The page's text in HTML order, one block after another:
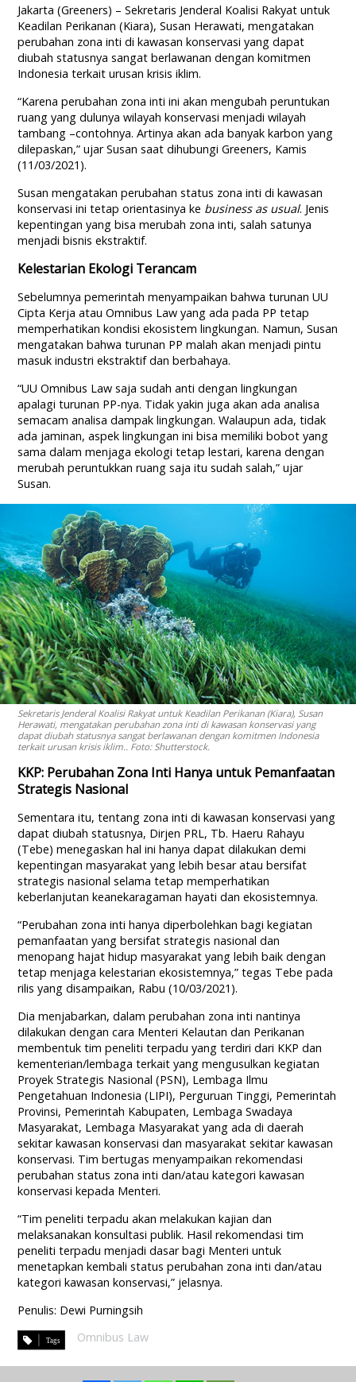
Jakarta (Greeners) – Sekretaris Jenderal Koalisi Rakyat untuk
Keadilan Perikanan (Kiara), Susan Herawati, mengatakan
perubahan zona inti di kawasan konservasi yang dapat
diubah statusnya sangat berlawanan dengan komitmen
Indonesia terkait urusan krisis iklim.
“Karena perubahan zona inti ini akan mengubah peruntukan
ruang yang dulunya wilayah konservasi menjadi wilayah
tambang –contohnya. Artinya akan ada banyak karbon yang
dilepaskan,” ujar Susan saat dihubungi Greeners, Kamis
(11/03/2021).
Susan mengatakan perubahan status zona inti di kawasan
konservasi ini tetap orientasinya ke business as usual. Jenis
kepentingan yang bisa merubah zona inti, salah satunya
menjadi bisnis ekstraktif.
Kelestarian Ekologi Terancam
Sebelumnya pemerintah menyampaikan bahwa turunan UU
Cipta Kerja atau Omnibus Law yang ada pada PP tetap
memperhatikan kondisi ekosistem lingkungan. Namun, Susan
mengatakan bahwa turunan PP malah akan menjadi pintu
masuk industri ekstraktif dan berbahaya.
“UU Omnibus Law saja sudah anti dengan lingkungan
apalagi turunan PP-nya. Tidak yakin juga akan ada analisa
semacam analisa dampak lingkungan. Walaupun ada, tidak
ada jaminan, aspek lingkungan ini bisa memiliki bobot yang
sama dalam menjaga ekologi tetap lestari, karena dengan
merubah peruntukkan ruang saja itu sudah salah,” ujar
Susan.
Sekretaris Jenderal Koalisi Rakyat untuk Keadilan Perikanan (Kiara), Susan
Herawati, mengatakan perubahan zona inti di kawasan konservasi yang
dapat diubah statusnya sangat berlawanan dengan komitmen Indonesia
terkait urusan krisis iklim.. Foto: Shutterstock.
KKP: Perubahan Zona Inti Hanya untuk Pemanfaatan
Strategis Nasional
Sementara itu, tentang zona inti di kawasan konservasi yang
dapat diubah statusnya, Dirjen PRL, Tb. Haeru Rahayu
(Tebe) menegaskan hal ini hanya dapat dilakukan demi
kepentingan masyarakat yang lebih besar atau bersifat
strategis nasional selama tetap memperhatikan
keberlanjutan keanekaragaman hayati dan ekosistemnya.
“Perubahan zona inti hanya diperbolehkan bagi kegiatan
pemanfaatan yang bersifat strategis nasional dan
menopang hajat hidup masyarakat yang lebih baik dengan
tetap menjaga kelestarian ekosistemnya,” tegas Tebe pada
rilis yang disampaikan, Rabu (10/03/2021).
Dia menjabarkan, dalam perubahan zona inti nantinya
dilakukan dengan cara Menteri Kelautan dan Perikanan
membentuk tim peneliti terpadu yang terdiri dari KKP dan
kementerian/lembaga terkait yang mengusulkan kegiatan
Proyek Strategis Nasional (PSN), Lembaga Ilmu
Pengetahuan Indonesia (LIPI), Perguruan Tinggi, Pemerintah
Provinsi, Pemerintah Kabupaten, Lembaga Swadaya
Masyarakat, Lembaga Masyarakat yang ada di daerah
sekitar kawasan konservasi dan masyarakat sekitar kawasan
konservasi. Tim bertugas menyampaikan rekomendasi
perubahan status zona inti dan/atau kategori kawasan
konservasi kepada Menteri.
“Tim peneliti terpadu akan melakukan kajian dan
melaksanakan konsultasi publik. Hasil rekomendasi tim
peneliti terpadu menjadi dasar bagi Menteri untuk
menetapkan kembali status perubahan zona inti dan/atau
kategori kawasan konservasi,” jelasnya.
Penulis: Dewi Purningsih
Omnibus Law